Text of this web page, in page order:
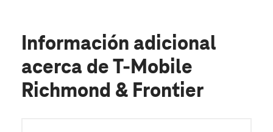
Información adicional
acerca de T-Mobile
Richmond & Frontier